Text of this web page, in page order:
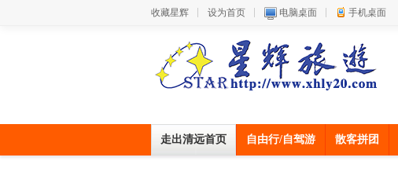
收藏星辉 设为首页 电脑桌面 手机桌面
走出清远首页 自由行/自驾游 散客拼团